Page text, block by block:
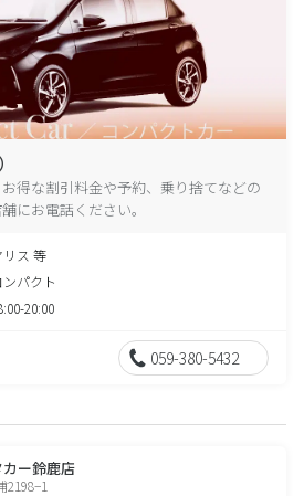
得な割引料金や予約、乗り捨てなどの
にお電話ください。
リス 等
ンパクト
20:00
059-380-5432
ー鈴鹿店